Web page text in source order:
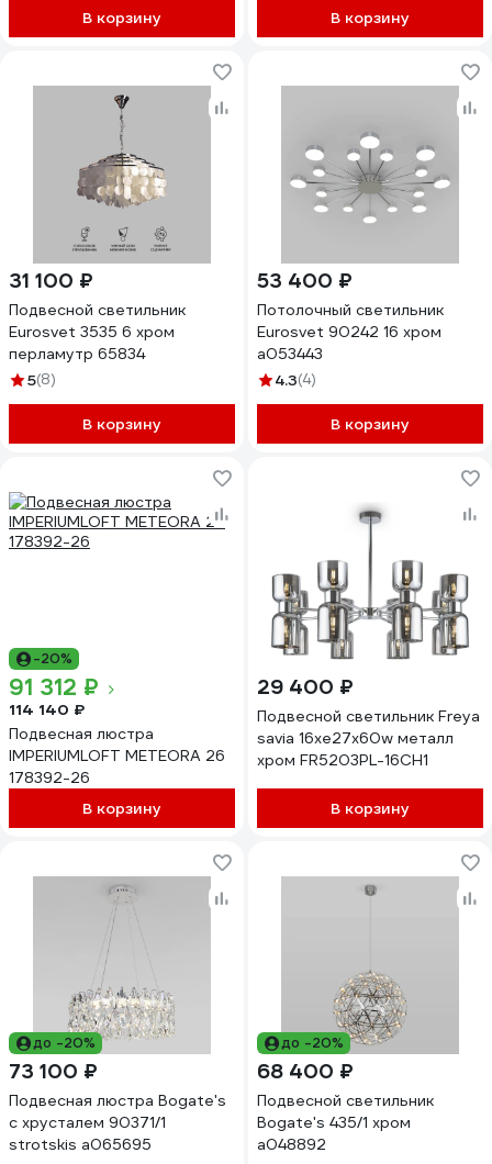
В корзину В корзину
31 100 ₽
Подвесной светильник
Eurosvet 3535 6 хром
перламутр 65834
5(8)
В корзину
53 400 ₽
Потолочный светильник
Eurosvet 90242 16 хром
a053443
4.3(4)
В корзину
-20%
91 312 ₽
114 140 ₽
Подвесная люстра
IMPERIUMLOFT METEORA 26
178392-26
В корзину
29 400 ₽
Подвесной светильник Freya
savia 16хe27x60w металл
хром FR5203PL-16CH1
В корзину
до -20%
73 100 ₽
Подвесная люстра Bogate's
с хрусталем 90371/1
strotskis a065695
до -20%
68 400 ₽
Подвесной светильник
Bogate's 435/1 хром
a048892